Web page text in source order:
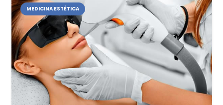
MEDICINA ESTÉTICA